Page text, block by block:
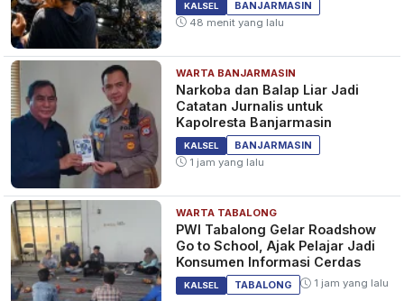
Lintas
Kapolres Tanah Bumbu Ungkap
Pentingnya Anggota Pahami
Literasi Digital
KALSEL 1 tahun yang lalu
Warga Tanah Bumbu Senang
Kapolres Pantau Langsung
Situasi Pasar Wadai Ramadan
KALSEL 1 tahun yang lalu
KALSEL
BANJARMASIN
48 menit yang lalu
WARTA BANJARMASIN
Narkoba dan Balap Liar Jadi
Catatan Jurnalis untuk
Kapolresta Banjarmasin
KALSEL
BANJARMASIN
1 jam yang lalu
WARTA TABALONG
PWI Tabalong Gelar Roadshow
Go to School, Ajak Pelajar Jadi
Konsumen Informasi Cerdas
KALSEL TABALONG 1 jam yang lalu